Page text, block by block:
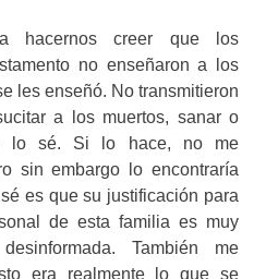
hacernos creer que los
no enseñaron a los
les enseñó. No transmitieron
a los muertos, sanar o
lo sé. Si lo hace, no me
sin embargo lo encontraría
es que su justificación para
de esta familia es muy
También me
era realmente lo que se